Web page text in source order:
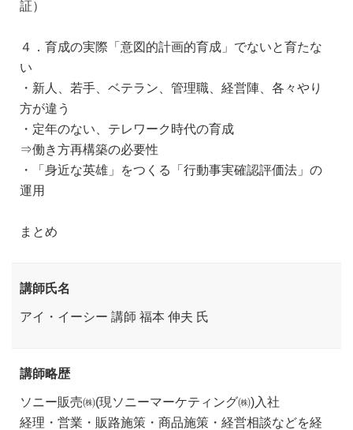
証）
４．育成の実際「意図的計画的育成」でないと育たな
い
・新人、若手、ベテラン、管理職、経営陣、各々やり
方が違う
・定年のない、テレワーク時代の育成
⇒働き方再構築の必要性
・「身近な英雄」をつくる「行動事実確認評価法」の
運用
まとめ
講師氏名
アイ・イーシー 講師 福本 伸夫 氏
講師略歴
ソニー販売㈱(現ソニーマーケティング㈱)入社
経理・営業・販路施策・商品施策・経営相談などを経